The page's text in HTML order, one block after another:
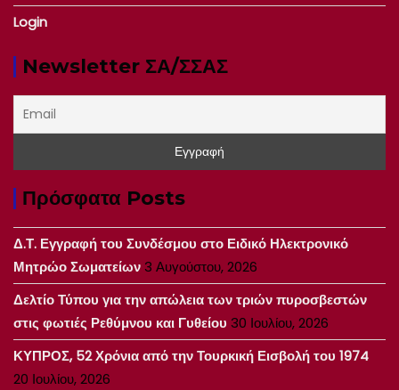
Login
Newsletter ΣΑ/ΣΣΑΣ
Πρόσφατα Posts
Δ.Τ. Εγγραφή του Συνδέσμου στο Ειδικό Ηλεκτρονικό
Μητρώο Σωματείων3 Αυγούστου, 2026
Δελτίο Τύπου για την απώλεια των τριών πυροσβεστών
στις φωτιές Ρεθύμνου και Γυθείου 30 Ιουλίου, 2026
ΚΥΠΡΟΣ, 52 Χρόνια από την Τουρκική Εισβολή του 1974
20 Ιουλίου, 2026